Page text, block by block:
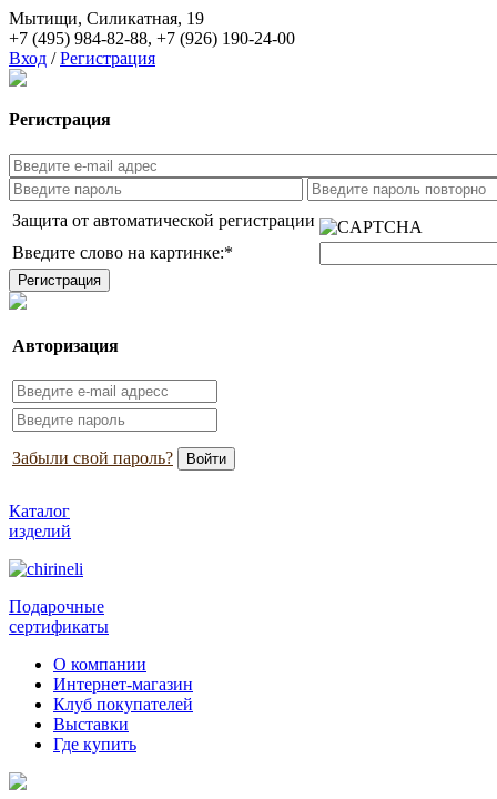
Мытищи, Силикатная, 19
+7 (495) 984-82-88, +7 (926) 190-24-00
Вход / Регистрация
Регистрация
Защита от автоматической регистрации
Введите слово на картинке:*
Авторизация
Забыли свой пароль?
Каталог
изделий
Подарочные
сертификаты
О компании
Интернет-магазин
Клуб покупателей
Выставки
Где купить